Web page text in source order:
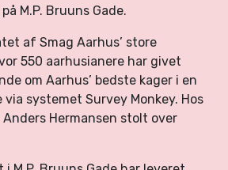
på M.P. Bruuns Gade.
af Smag Aarhus’ store
550 aarhusianere har givet
om Aarhus’ bedste kager i en
systemet Survey Monkey. Hos
Hermansen stolt over